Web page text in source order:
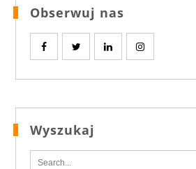
Obserwuj nas
Wyszukaj